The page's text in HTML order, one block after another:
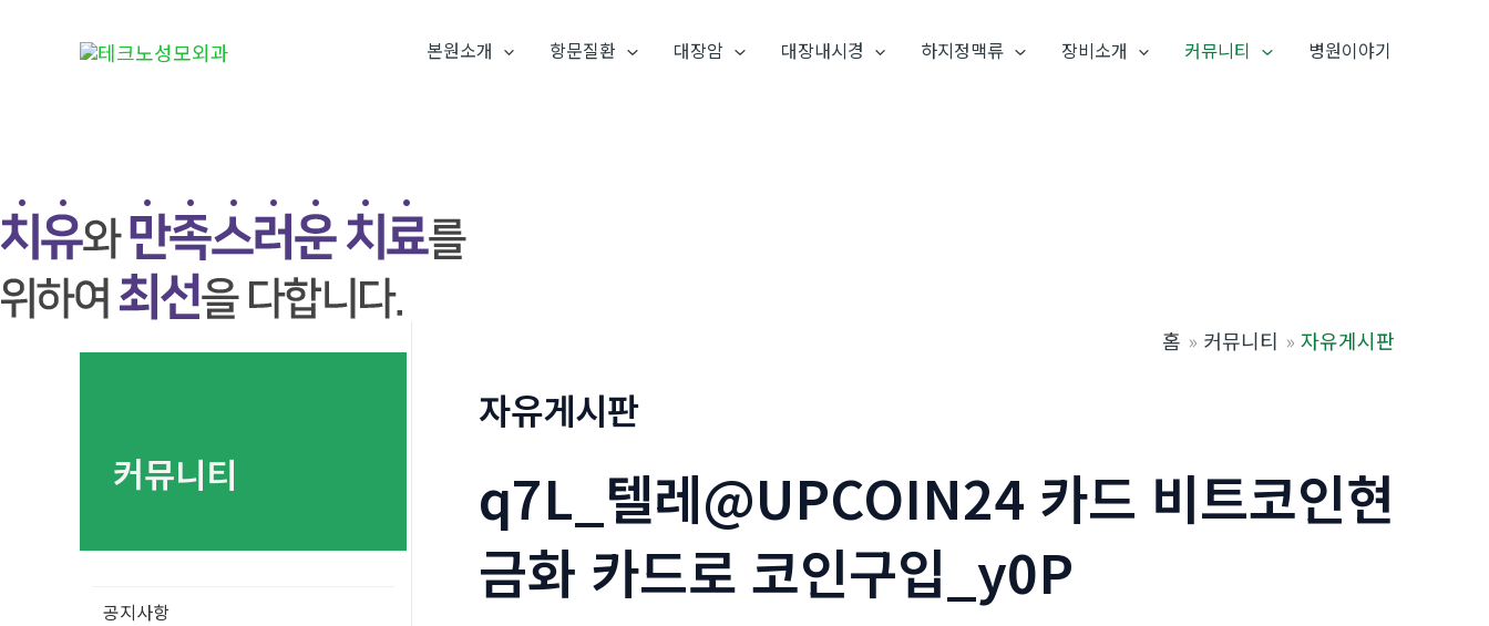
뛰
기
본원소개 항문질환 대장암 대장내시경 하지정맥류 장비소개 커뮤니티 병원이야기
커뮤니티
공지사항
홈 커뮤니티 자유게시판
자유게시판
q7L_텔레@UPCOIN24 카드 비트코인현
금화 카드로 코인구입_y0P